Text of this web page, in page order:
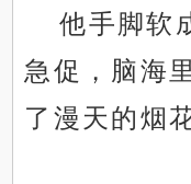
他手脚软
急促，脑海
了漫天的烟